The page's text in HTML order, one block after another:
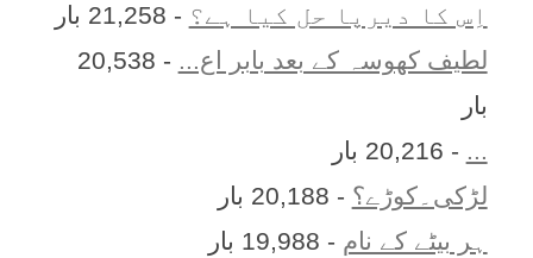
اِس کا ديرپا حل کيا ہے؟ - 21,258 بار
لطیف کھوسہ کے بعد بابر اع...
- 20,538
بار
... - 20,216 بار
لڑکی۔کوڑے؟ - 20,188 بار
ہر بيٹے کے نام - 19,988 بار